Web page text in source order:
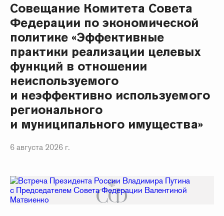
Совещание Комитета Совета
Федерации по экономической
политике «Эффективные
практики реализации целевых
функций в отношении
неиспользуемого
и неэффективно используемого
регионального
и муниципального имущества»
6 августа 2026 г.